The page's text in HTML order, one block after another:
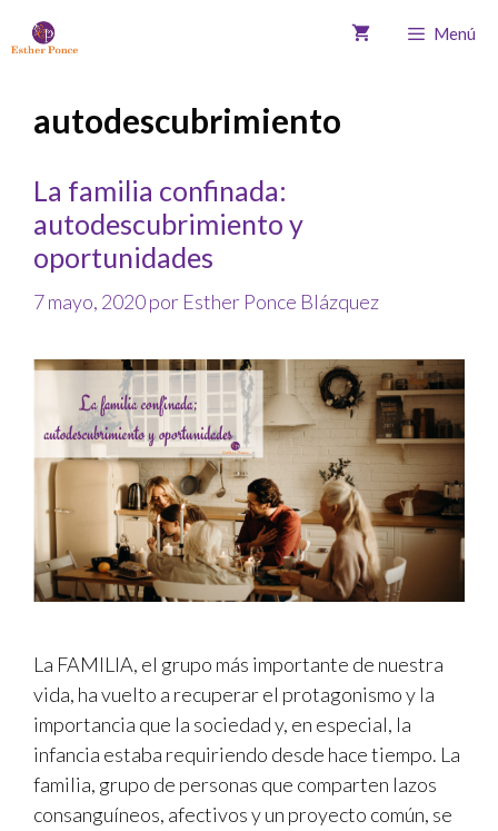
Menú
autodescubrimiento
La familia confinada:
autodescubrimiento y
oportunidades
7 mayo, 2020por Esther Ponce Blázquez
La FAMILIA, el grupo más importante de nuestra
vida, ha vuelto a recuperar el protagonismo y la
importancia que la sociedad y, en especial, la
infancia estaba requiriendo desde hace tiempo. La
familia, grupo de personas que comparten lazos
consanguíneos, afectivos y un proyecto común, se